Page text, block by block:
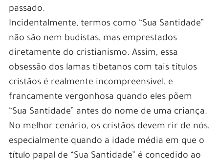
passado.
Incidentalmente, termos como “Sua Santidade”
não são nem budistas, mas emprestados
diretamente do cristianismo. Assim, essa
obsessão dos lamas tibetanos com tais títulos
cristãos é realmente incompreensível, e
francamente vergonhosa quando eles põem
“Sua Santidade” antes do nome de uma criança.
No melhor cenário, os cristãos devem rir de nós,
especialmente quando a idade média em que o
título papal de “Sua Santidade” é concedido ao